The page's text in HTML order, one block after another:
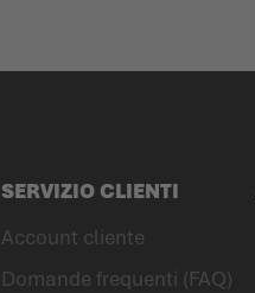
SERVIZIO CLIENTI
Account cliente
Domande frequenti (FAQ)